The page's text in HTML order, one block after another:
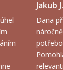
Pavel N
situaci,